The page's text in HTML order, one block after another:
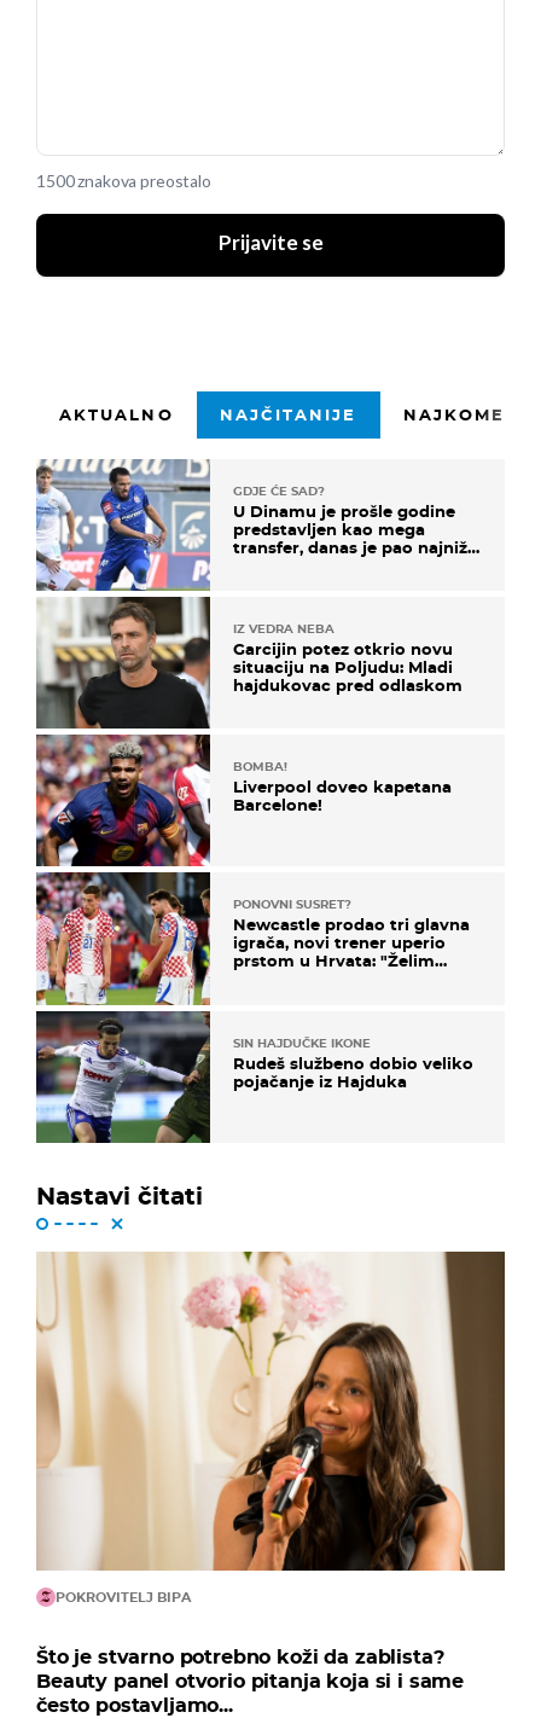
1500 znakova preostalo
Prijavite se
AKTUALNO NAJČITANIJE
GDJE ĆE SAD?
U Dinamu je prošle godine
predstavljen kao mega
transfer, danas je pao najniže
IZ VEDRA NEBA
Garcijin potez otkrio novu
situaciju na Poljudu: Mladi
hajdukovac pred odlaskom
BOMBA!
Liverpool doveo kapetana
Barcelone!
PONOVNI SUSRET?
Newcastle prodao tri glavna
igrača, novi trener uperio
prstom u Hrvata: "Želim
SIN HAJDUČKE IKONE
Rudeš službeno dobio veliko
pojačanje iz Hajduka
Nastavi čitati
POKROVITELJ BIPA
Što je stvarno potrebno koži da zablista?
Beauty panel otvorio pitanja koja si i same
često postavljamo...